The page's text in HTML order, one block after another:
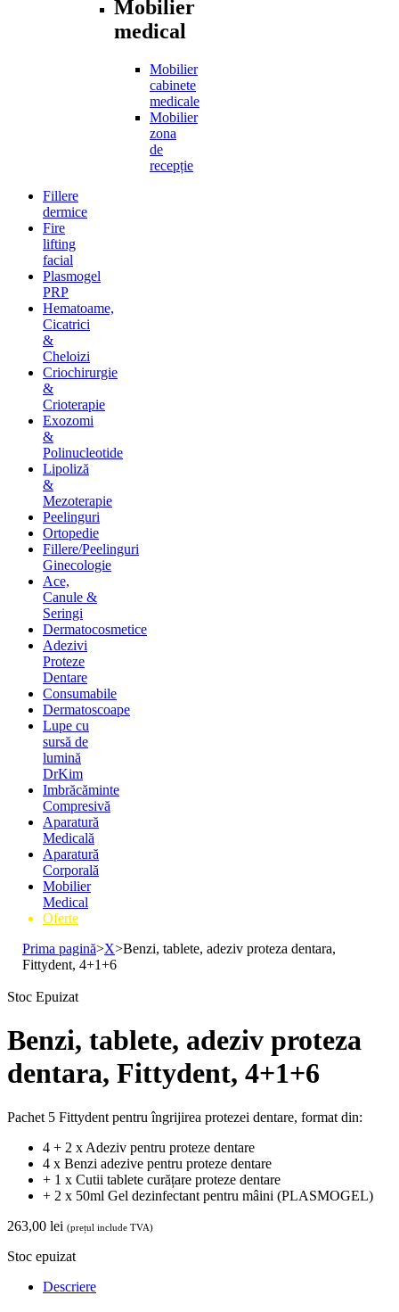
Mobilier
medical
Mobilier
cabinete
medicale
Mobilier
zona
de
recepție
Fillere
dermice
Fire
lifting
facial
Plasmogel
PRP
Hematoame,
Cicatrici
&
Cheloizi
Criochirurgie
&
Crioterapie
Exozomi
&
Polinucleotide
Lipoliză
&
Mezoterapie
Peelinguri
Ortopedie
Fillere/Peelinguri
Ginecologie
Ace,
Canule &
Seringi
Dermatocosmetice
Adezivi
Proteze
Dentare
Consumabile
Dermatoscoape
Lupe cu
sursă de
lumină
DrKim
Imbrăcăminte
Compresivă
Aparatură
Medicală
Aparatură
Corporală
Mobilier
Medical
Oferte
Prima pagină>X>Benzi, tablete, adeziv proteza dentara,
Fittydent, 4+1+6
Stoc Epuizat
Benzi, tablete, adeziv proteza
dentara, Fittydent, 4+1+6
Pachet 5 Fittydent pentru îngrijirea protezei dentare, format din:
4 + 2 x Adeziv pentru proteze dentare
4 x Benzi adezive pentru proteze dentare
+ 1 x Cutii tablete curățare proteze dentare
+ 2 x 50ml Gel dezinfectant pentru mâini (PLASMOGEL)
263,00 lei (prețul include TVA)
Stoc epuizat
Descriere